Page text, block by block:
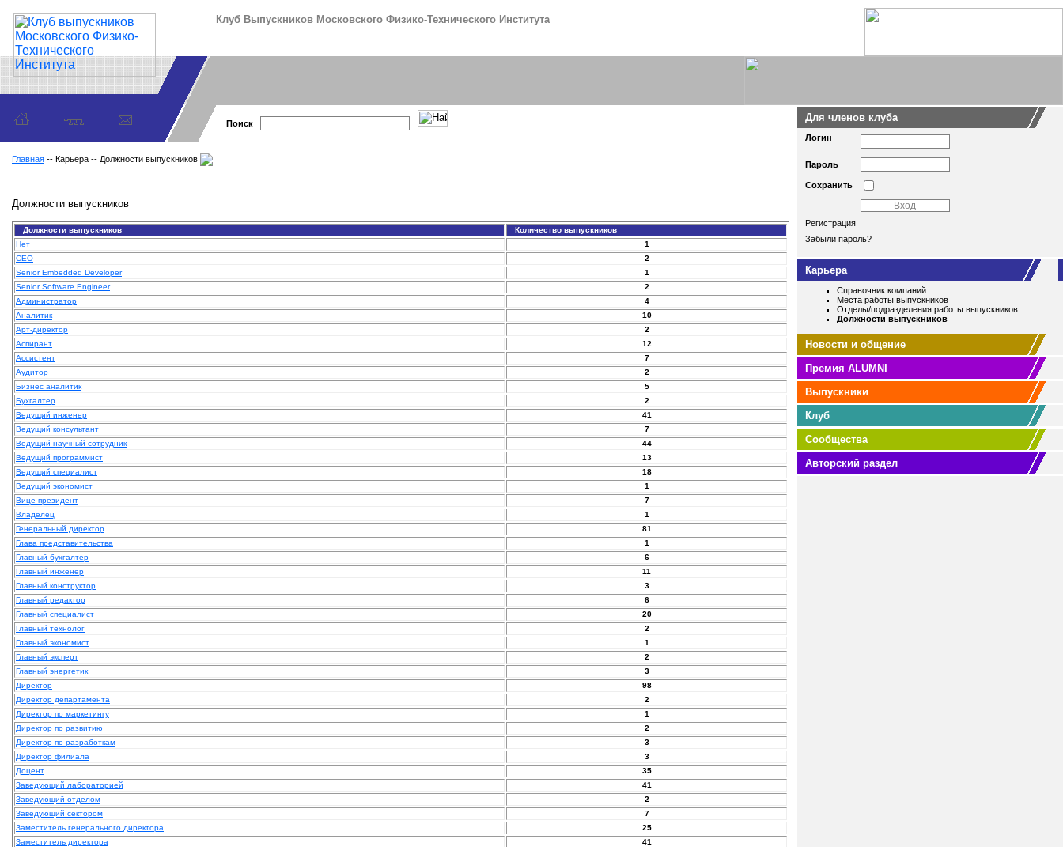
Клуб Выпускников Московского Физико-Технического Института
Поиск
Главная -- Карьера -- Должности выпускников
Должности выпускников
Должности выпускников
Количество выпускников
Нет
1
CEO
2
Senior Embedded Developer
1
Senior Software Engineer
2
Администратор
4
Аналитик
10
Арт-директор
2
Аспирант
12
Ассистент
7
Аудитор
2
Бизнес аналитик
5
Бухгалтер
2
Ведущий инженер
41
Ведущий консультант
7
Ведущий научный сотрудник
44
Ведущий программист
13
Ведущий специалист
18
Ведущий экономист
1
Вице-президент
7
Владелец
1
Генеральный директор
81
Глава представительства
1
Главный бухгалтер
6
Главный инженер
11
Главный конструктор
3
Главный редактор
6
Главный специалист
20
Главный технолог
2
Главный экономист
1
Главный эксперт
2
Главный энергетик
3
Директор
98
Директор департамента
2
Директор по маркетингу
1
Директор по развитию
2
Директор по разработкам
3
Директор филиала
3
Доцент
35
Заведующий лабораторией
41
Заведующий отделом
2
Заведующий сектором
7
Заместитель генерального директора
25
Заместитель директора
41
Для членов клуба
Логин
Пароль
Сохранить
Регистрация
Забыли пароль?
Карьера
Справочник компаний
Места работы выпускников
Отделы/подразделения работы выпускников
Должности выпускников
Новости и общение
Премия ALUMNI
Выпускники
Клуб
Сообщества
Авторский раздел